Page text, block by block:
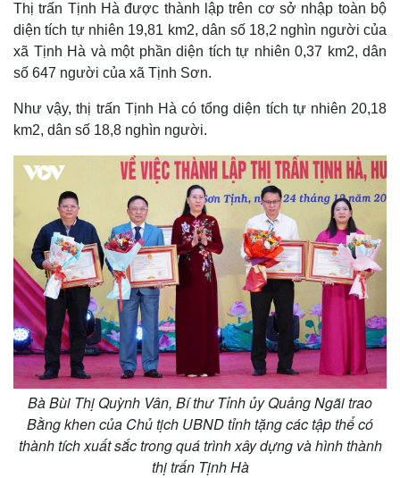
Thế giới
Quan sát
Cuộc sống đó đây
Hồ sơ
Multimedia
Video
Ảnh
E-Magazine
Infographic
Thị trấn Tịnh Hà được thành lập trên cơ sở nhập toàn bộ
diện tích tự nhiên 19,81 km2, dân số 18,2 nghìn người của
xã Tịnh Hà và một phần diện tích tự nhiên 0,37 km2, dân
số 647 người của xã Tịnh Sơn.
Như vậy, thị trấn Tịnh Hà có tổng diện tích tự nhiên 20,18
km2, dân số 18,8 nghìn người.
Bà Bùi Thị Quỳnh Vân, Bí thư Tỉnh ủy Quảng Ngãi trao
Bằng khen của Chủ tịch UBND tỉnh tặng các tập thể có
thành tích xuất sắc trong quá trình xây dựng và hình thành
thị trấn Tịnh Hà